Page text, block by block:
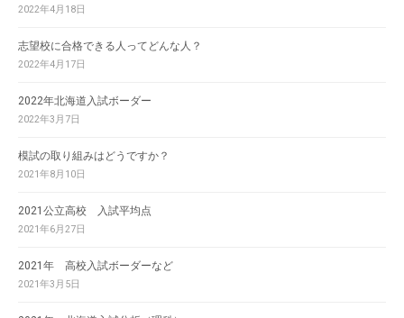
2022年4月18日
志望校に合格できる人ってどんな人？
2022年4月17日
2022年北海道入試ボーダー
2022年3月7日
模試の取り組みはどうですか？
2021年8月10日
2021公立高校 入試平均点
2021年6月27日
2021年 高校入試ボーダーなど
2021年3月5日